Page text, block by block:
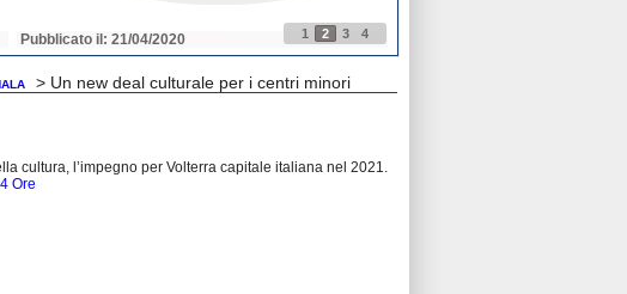
Pubblicato il: 21/04/2020 1 2 3 4
> Un new deal culturale per i centri minori
cultura, l’impegno per Volterra capitale italiana nel 2021.
Ore